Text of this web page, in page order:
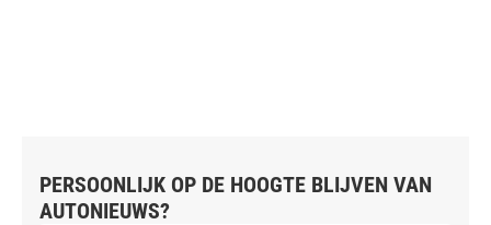
PERSOONLIJK OP DE HOOGTE BLIJVEN VAN
AUTONIEUWS?